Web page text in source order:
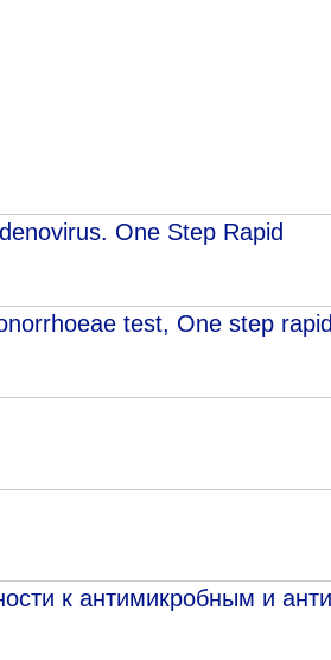
Санаторий-
Адрес
Понедельник — четверг
Пятница
+7 (4742) 72-73-31
One Step Rapid
test, One step rapid
к антимикробным и